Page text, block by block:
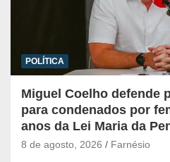
POLÍTICA
Miguel Coelho defende
para condenados por
anos da Lei Maria da
8 de agosto, 2026 Farnésio